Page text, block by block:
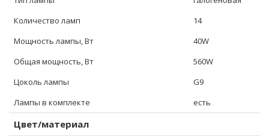
Количество ламп
14
Мощность лампы, Вт
40W
Общая мощность, Вт
560W
Цоколь лампы
G9
Лампы в комплекте
есть
Цвет/материал